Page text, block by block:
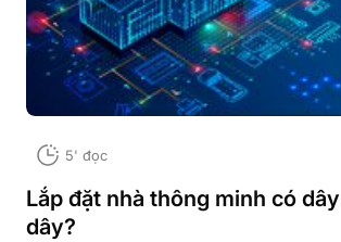
5' đọc
Lắp đặt nhà thông minh có
dây?